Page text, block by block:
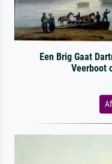
Een Brig Gaat
Veerboot